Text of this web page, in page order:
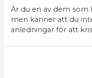
Är du en av dem som
men känner att du
anledningar för att